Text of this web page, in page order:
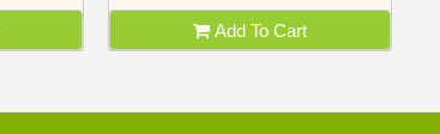
Add To Cart